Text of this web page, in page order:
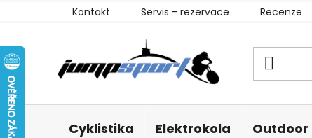
Kontakt Servis - rezervace Recenze
Cyklistika Elektrokola Outdoor